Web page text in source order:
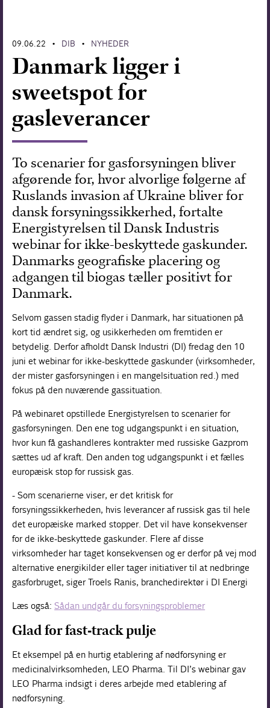
09.06.22 • DIB • NYHEDER
Danmark ligger i
sweetspot for
gasleverancer
To scenarier for gasforsyningen bliver
afgørende for, hvor alvorlige følgerne af
Ruslands invasion af Ukraine bliver for
dansk forsyningssikkerhed, fortalte
Energistyrelsen til Dansk Industris
webinar for ikke-beskyttede gaskunder.
Danmarks geografiske placering og
adgangen til biogas tæller positivt for
Danmark.
Selvom gassen stadig flyder i Danmark, har situationen på
kort tid ændret sig, og usikkerheden om fremtiden er
betydelig. Derfor afholdt Dansk Industri (DI) fredag den 10
juni et webinar for ikke-beskyttede gaskunder (virksomheder,
der mister gasforsyningen i en mangelsituation red.) med
fokus på den nuværende gassituation.
På webinaret opstillede Energistyrelsen to scenarier for
gasforsyningen. Den ene tog udgangspunkt i en situation,
hvor kun få gashandleres kontrakter med russiske Gazprom
sættes ud af kraft. Den anden tog udgangspunkt i et fælles
europæisk stop for russisk gas.
- Som scenarierne viser, er det kritisk for
forsyningssikkerheden, hvis leverancer af russisk gas til hele
det europæiske marked stopper. Det vil have konsekvenser
for de ikke-beskyttede gaskunder. Flere af disse
virksomheder har taget konsekvensen og er derfor på vej mod
alternative energikilder eller tager initiativer til at nedbringe
gasforbruget, siger Troels Ranis, branchedirektør i DI Energi
Læs også:Sådan undgår du forsyningsproblemer
Glad for fast-track pulje
Et eksempel på en hurtig etablering af nødforsyning er
medicinalvirksomheden, LEO Pharma. Til DI’s webinar gav
LEO Pharma indsigt i deres arbejde med etablering af
nødforsyning.